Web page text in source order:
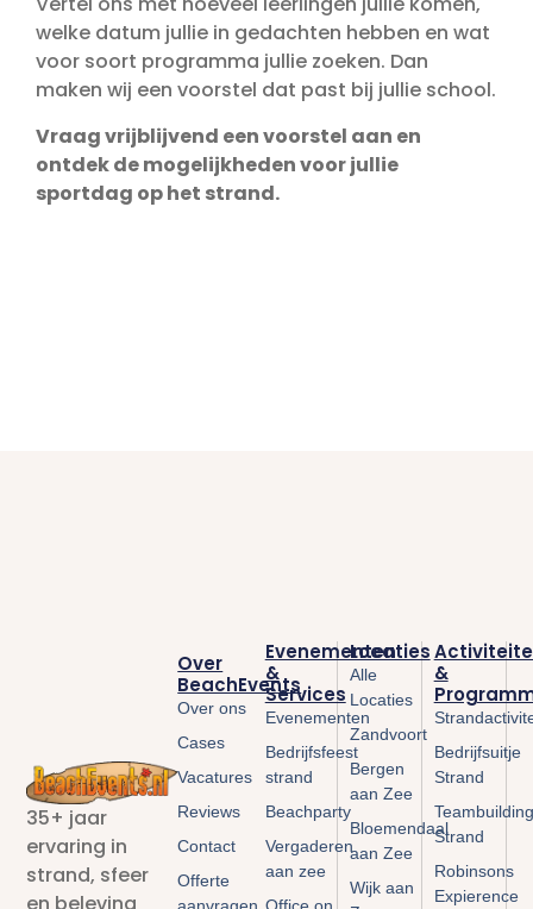
welke datum jullie in gedachten hebben en wat
voor soort programma jullie zoeken. Dan
maken wij een voorstel dat past bij jullie school.
Vraag vrijblijvend een voorstel aan en
ontdek de mogelijkheden voor jullie
sportdag op het strand.
35+ jaar
ervaring in
strand, sfeer
&
Bedrijfsuitje
Strand
Teambuilding
Strand
Robinsons
Expierence
Locaties
Alle
Locaties
Zandvoort
Bergen
aan Zee
Bloemendaal
aan Zee
Wijk aan
Evenementen
&
Services
Evenementen
Bedrijfsfeest
strand
Beachparty
Vergaderen
aan zee
Office on
Over
BeachEvents
Over ons
Cases
Vacatures
Reviews
Contact
Offerte
aanvragen